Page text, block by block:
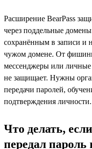
Расширение BearPass
через поддельные
сохранённым в записи и
чужом домене. От
мессенджеры или личные
не защищает. Нужны
передачи паролей,
подтверждения личности.
Что делать,
передал